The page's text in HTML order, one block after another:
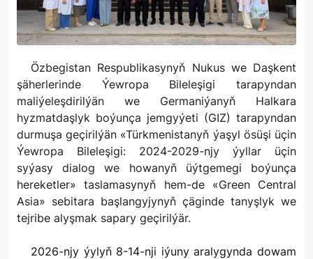
Özbegistan Respublikasynyň Nukus we Daşkent
şäherlerinde Ýewropa Bileleşigi tarapyndan
maliýeleşdirilýän we Germaniýanyň Halkara
hyzmatdaşlyk boýunça jemgyýeti (GIZ) tarapyndan
durmuşa geçirilýän «Türkmenistanyň ýaşyl ösüşi üçin
Ýewropa Bileleşigi: 2024-2029-njy ýyllar üçin
syýasy dialog we howanyň üýtgemegi boýunça
hereketler» taslamasynyň hem-de «Green Central
Asia» sebitara başlangyjynyň çäginde tanyşlyk we
tejribe alyşmak sapary geçirilýär.
2026-njy ýylyň 8-14-nji iýuny aralygynda dowam